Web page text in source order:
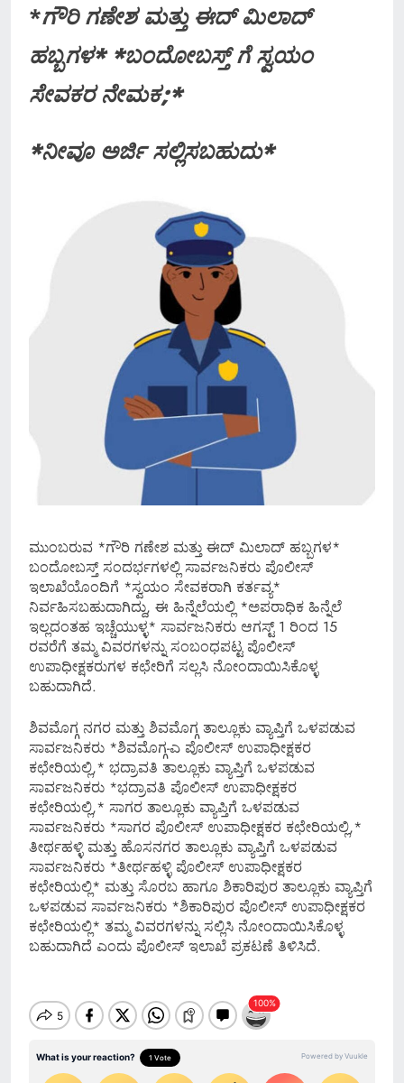
*ಗೌರಿ ಗಣೇಶ ಮತ್ತು ಈದ್ ಮಿಲಾದ್
ಹಬ್ಬಗಳ* *ಬಂದೋಬಸ್ತ್ ಗೆ ಸ್ವಯಂ
ಸೇವಕರ ನೇಮಕ;*
*ನೀವೂ ಅರ್ಜಿ ಸಲ್ಲಿಸಬಹುದು*
ಮುಂಬರುವ *ಗೌರಿ ಗಣೇಶ ಮತ್ತು ಈದ್ ಮಿಲಾದ್ ಹಬ್ಬಗಳ*
ಬಂದೋಬಸ್ತ್ ಸಂದರ್ಭಗಳಲ್ಲಿ ಸಾರ್ವಜನಿಕರು ಪೊಲೀಸ್
ಇಲಾಖೆಯೊಂದಿಗೆ *ಸ್ವಯಂ ಸೇವಕರಾಗಿ ಕರ್ತವ್ಯ*
ನಿರ್ವಹಿಸಬಹುದಾಗಿದ್ದು, ಈ ಹಿನ್ನೆಲೆಯಲ್ಲಿ *ಅಪರಾಧಿಕ ಹಿನ್ನೆಲೆ
ಇಲ್ಲದಂತಹ ಇಚ್ಚೆಯುಳ್ಳ* ಸಾರ್ವಜನಿಕರು ಆಗಸ್ಟ್ 1 ರಿಂದ 15
ರವರೆಗೆ ತಮ್ಮ ವಿವರಗಳನ್ನು ಸಂಬಂಧಪಟ್ಟ ಪೊಲೀಸ್
ಉಪಾಧೀಕ್ಷಕರುಗಳ ಕಛೇರಿಗೆ ಸಲ್ಲಸಿ ನೋಂದಾಯಿಸಿಕೊಳ್ಳ
ಬಹುದಾಗಿದೆ.
ಶಿವಮೊಗ್ಗ ನಗರ ಮತ್ತು ಶಿವಮೊಗ್ಗ ತಾಲ್ಲೂಕು ವ್ಯಾಪ್ತಿಗೆ ಒಳಪಡುವ
ಸಾರ್ವಜನಿಕರು *ಶಿವಮೊಗ್ಗ-ಎ ಪೊಲೀಸ್ ಉಪಾಧೀಕ್ಷಕರ
ಕಛೇರಿಯಲ್ಲಿ,* ಭದ್ರಾವತಿ ತಾಲ್ಲೂಕು ವ್ಯಾಪ್ತಿಗೆ ಒಳಪಡುವ
ಸಾರ್ವಜನಿಕರು *ಭದ್ರಾವತಿ ಪೊಲೀಸ್ ಉಪಾಧೀಕ್ಷಕರ
ಕಛೇರಿಯಲ್ಲಿ,* ಸಾಗರ ತಾಲ್ಲೂಕು ವ್ಯಾಪ್ತಿಗೆ ಒಳಪಡುವ
ಸಾರ್ವಜನಿಕರು *ಸಾಗರ ಪೊಲೀಸ್ ಉಪಾಧೀಕ್ಷಕರ ಕಛೇರಿಯಲ್ಲಿ,*
ತೀರ್ಥಹಳ್ಳಿ ಮತ್ತು ಹೊಸನಗರ ತಾಲ್ಲೂಕು ವ್ಯಾಪ್ತಿಗೆ ಒಳಪಡುವ
ಸಾರ್ವಜನಿಕರು *ತೀರ್ಥಹಳ್ಳಿ ಪೊಲೀಸ್ ಉಪಾಧೀಕ್ಷಕರ
ಕಛೇರಿಯಲ್ಲಿ* ಮತ್ತು ಸೊರಬ ಹಾಗೂ ಶಿಕಾರಿಪುರ ತಾಲ್ಲೂಕು ವ್ಯಾಪ್ತಿಗೆ
ಒಳಪಡುವ ಸಾರ್ವಜನಿಕರು *ಶಿಕಾರಿಪುರ ಪೊಲೀಸ್ ಉಪಾಧೀಕ್ಷಕರ
ಕಛೇರಿಯಲ್ಲಿ* ತಮ್ಮ ವಿವರಗಳನ್ನು ಸಲ್ಲಿಸಿ ನೋಂದಾಯಿಸಿಕೊಳ್ಳ
ಬಹುದಾಗಿದೆ ಎಂದು ಪೊಲೀಸ್ ಇಲಾಖೆ ಪ್ರಕಟಣೆ ತಿಳಿಸಿದೆ.